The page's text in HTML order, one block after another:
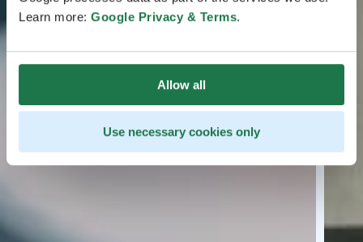
Learn more: Google Privacy & Terms.
Allow all
Use necessary cookies only